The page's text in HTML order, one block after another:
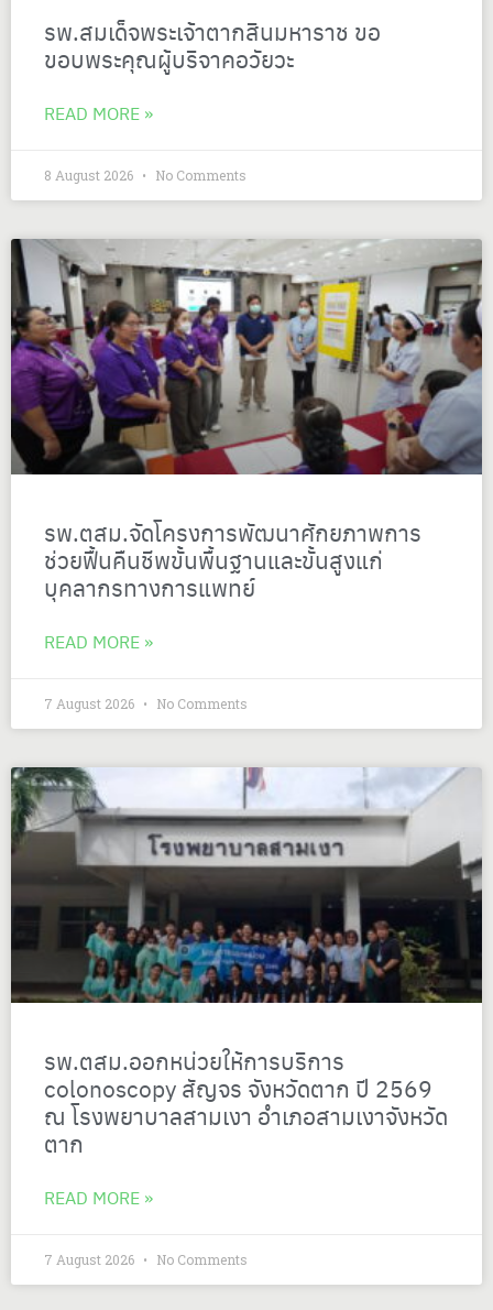
รพ.สมเด็จพระเจ้าตากสินมหาราช ขอ
ขอบพระคุณผู้บริจาคอวัยวะ
READ MORE »
8 August 2026 No Comments
รพ.ตสม.จัดโครงการพัฒนาศักยภาพการ
ช่วยฟื้นคืนชีพขั้นพื้นฐานและขั้นสูงแก่
บุคลากรทางการแพทย์
READ MORE »
7 August 2026 No Comments
รพ.ตสม.ออกหน่วยให้การบริการ
colonoscopy สัญจร จังหวัดตาก ปี 2569
ณ โรงพยาบาลสามเงา อำเภอสามเงาจังหวัด
ตาก
READ MORE »
7 August 2026 No Comments